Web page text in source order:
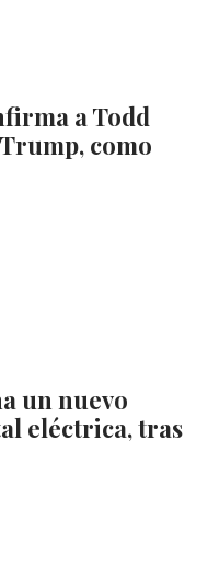
a Todd
como
un nuevo
eléctrica, tras